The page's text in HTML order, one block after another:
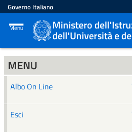
Governo Italiano
Menu Ministero
dell'Università e
MENU
Albo On Line
Esci
ALBO ON LINE
Ricerca